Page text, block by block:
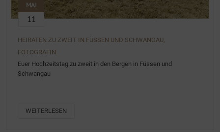
MAI
11
HEIRATEN ZU ZWEIT IN FÜSSEN UND SCHWANGAU,
FOTOGRAFIN
Euer Hochzeitstag zu zweit in den Bergen in Füssen und
Schwangau
WEITERLESEN